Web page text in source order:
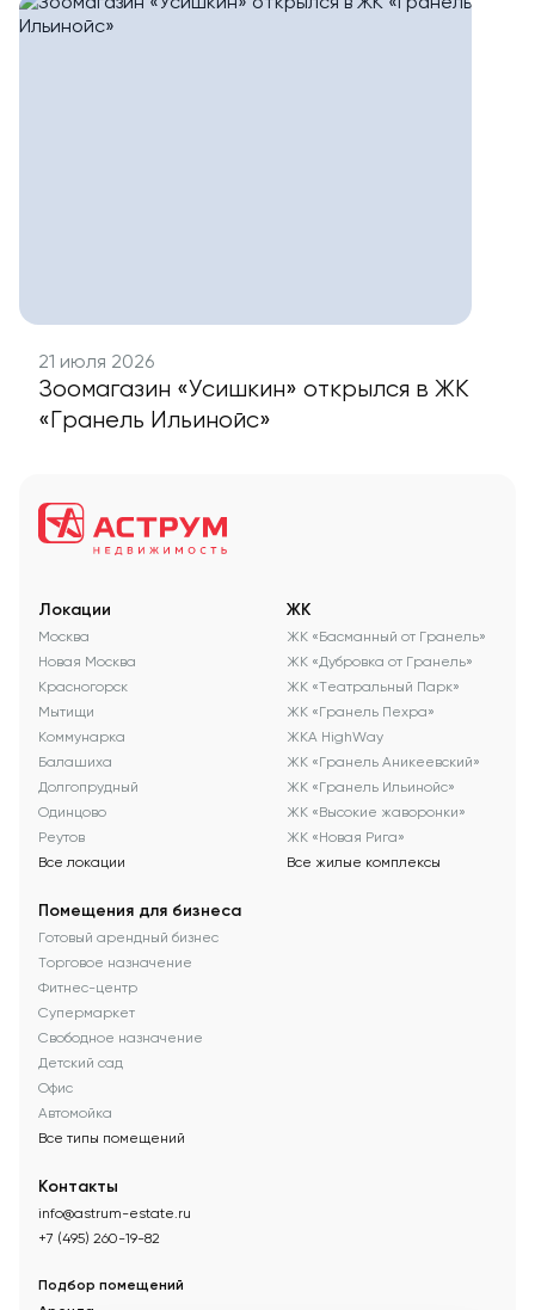
21 июля 2026
Зоомагазин «Усишкин» открылся в ЖК
«Гранель Ильинойс»
Локации
Москва
Новая Москва
Красногорск
Мытищи
Коммунарка
Балашиха
Долгопрудный
Одинцово
Реутов
Все локации
ЖК
ЖК «Басманный от Гранель»
ЖК «Дубровка от Гранель»
ЖК «Театральный Парк»
ЖК «Гранель Пехра»
ЖКА HighWay
ЖК «Гранель Аникеевский»
ЖК «Гранель Ильинойс»
ЖК «Высокие жаворонки»
ЖК «Новая Рига»
Все жилые комплексы
Помещения для бизнеса
Готовый арендный бизнес
Торговое назначение
Фитнес-центр
Супермаркет
Свободное назначение
Детский сад
Офис
Автомойка
Все типы помещений
Контакты
info@astrum-estate.ru
+7 (495) 260-19-82
Подбор помещений